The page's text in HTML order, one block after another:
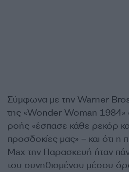
Σύμφωνα με την Warner
της «Wonder Woman 1984»
ροής «έσπασε κάθε ρεκόρ
προσδοκίες μας» – και ότι
Max την Παρασκευή ήταν
του συνηθισμένου μέσου